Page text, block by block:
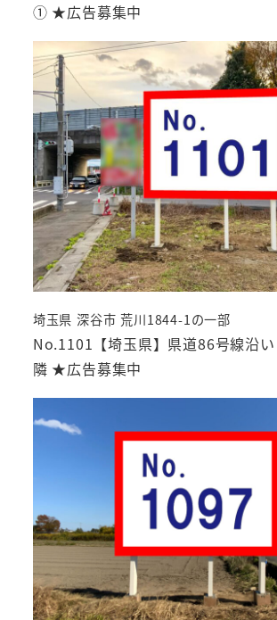
① ★広告募集中
No.1101【埼玉県】県道86号線沿
隣 ★広告募集中
埼玉県 深谷市 荒川1844-1の一部